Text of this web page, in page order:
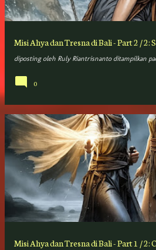
Misi Ahya dan Tresna di Bali - Part 2 /
diposting oleh Ruly Riantrisnanto ditampilkan
0
Misi Ahya dan Tresna di Bali - Part 1 / 2: